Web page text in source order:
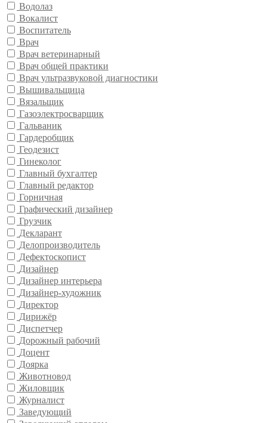
Водолаз
Вокалист
Воспитатель
Врач
Врач ветеринарный
Врач общей практики
Врач ультразвуковой диагностики
Вышивальщица
Вязальщик
Газоэлектросварщик
Гальваник
Гардеробщик
Геодезист
Гинеколог
Главный бухгалтер
Главный редактор
Горничная
Графический дизайнер
Грузчик
Декларант
Делопроизводитель
Дефектоскопист
Дизайнер
Дизайнер интерьера
Дизайнер-художник
Директор
Дирижёр
Диспетчер
Дорожный рабочий
Доцент
Доярка
Животновод
Жиловщик
Журналист
Заведующий